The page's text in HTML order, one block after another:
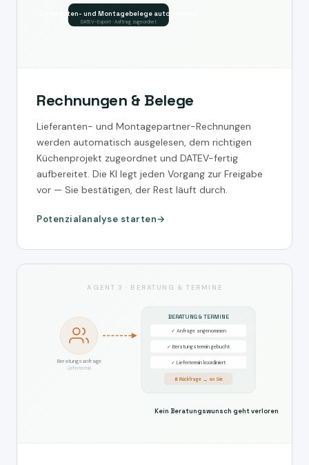
Lieferanten- und Montagebelege automatisch
DATEV-Export · Auftrag zugeordnet
Rechnungen & Belege
Lieferanten- und Montagepartner-Rechnungen
werden automatisch ausgelesen, dem richtigen
Küchenprojekt zugeordnet und DATEV-fertig
aufbereitet. Die KI legt jeden Vorgang zur Freigabe
vor — Sie bestätigen, der Rest läuft durch.
Potenzialanalyse starten
AGENT 3 · BERATUNG & TERMINE
Beratungsanfrage
Liefertermin
BERATUNG & TERMINE
✓ Anfrage angenommen
✓ Beratungstermin gebucht
✓ Liefertermin koordiniert
⏸ Rückfrage → an Sie
Kein Beratungswunsch geht verloren